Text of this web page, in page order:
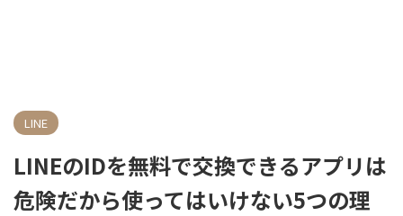
LINE
LINEのIDを無料で交換できるアプリは
危険だから使ってはいけない5つの理